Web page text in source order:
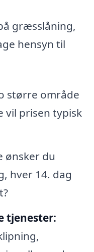
græsslåning,
hensyn til
større område
vil prisen typisk
ønsker du
hver 14. dag
tjenester: